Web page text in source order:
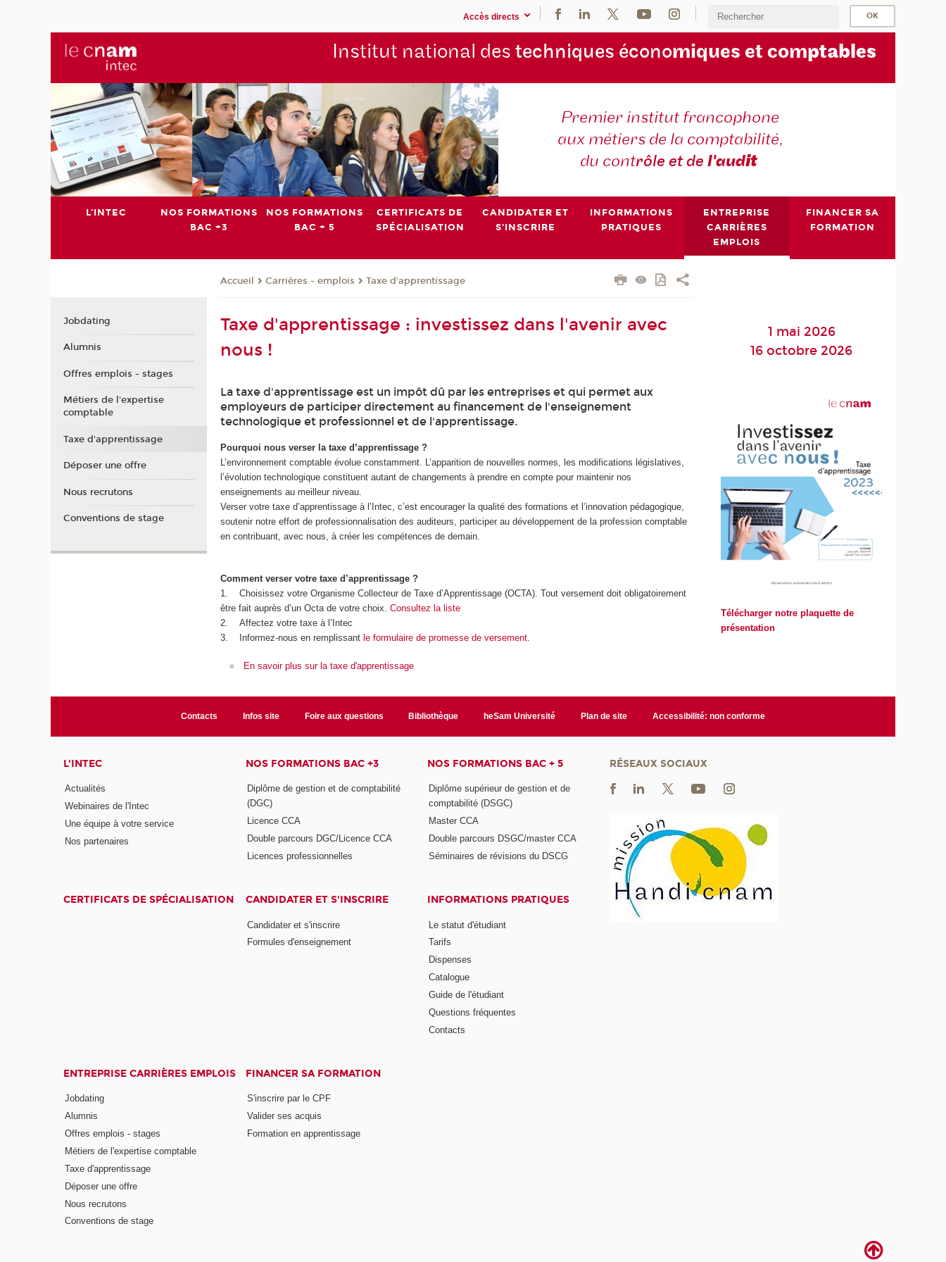
Accès directs
Institut national des techniques économiques et comptables
Premier institut francophone
aux métiers de la comptabilité,
du contrôle et del'audit
L'INTEC
NOS FORMATIONS
BAC +3
NOS FORMATIONS
BAC + 5
CERTIFICATS DE
SPÉCIALISATION
CANDIDATER ET
S'INSCRIRE
INFORMATIONS
PRATIQUES
ENTREPRISE
CARRIÈRES
EMPLOIS
FINANCER SA
FORMATION
Accueil Carrières - emplois Taxe d'apprentissage
Taxe d'apprentissage : investissez dans l'avenir avec
nous !
La taxe d'apprentissage est un impôt dû par les entreprises et qui permet aux
employeurs de participer directement au financement de l'enseignement
technologique et professionnel et de l'apprentissage.
Pourquoi nous verser la taxe d’apprentissage ?
L’environnement comptable évolue constamment. L’apparition de nouvelles normes, les modifications législatives,
l’évolution technologique constituent autant de changements à prendre en compte pour maintenir nos
enseignements au meilleur niveau.
Verser votre taxe d’apprentissage à l’Intec, c’est encourager la qualité des formations et l’innovation pédagogique,
soutenir notre effort de professionnalisation des auditeurs, participer au développement de la profession comptable
en contribuant, avec nous, à créer les compétences de demain.
Comment verser votre taxe d’apprentissage ?
1. Choisissez votre Organisme Collecteur de Taxe d’Apprentissage (OCTA). Tout versement doit obligatoirement
être fait auprès d’un Octa de votre choix.Consultez la liste
2. Affectez votre taxe à l’Intec
3. Informez-nous en remplissant le formulaire de promesse de versement
En savoir plus sur la taxe d'apprentissage
1 mai 2026
16 octobre 2026
Télécharger notre plaquette de
présentation
Jobdating
Alumnis
Offres emplois - stages
Métiers de l'expertise
comptable
Taxe d'apprentissage
Déposer une offre
Nous recrutons
Conventions de stage
Contacts Infos site Foire aux questions Bibliothèque heSam Université Plan de site Accessibilité: non conforme
L'INTEC
Actualités
Webinaires de l'Intec
Une équipe à votre service
Nos partenaires
NOS FORMATIONS BAC +3
Diplôme de gestion et de comptabilité
(DGC)
Licence CCA
Double parcours DGC/Licence CCA
Licences professionnelles
NOS FORMATIONS BAC + 5
Diplôme supérieur de gestion et de
comptabilité (DSGC)
Master CCA
Double parcours DSGC/master CCA
Séminaires de révisions du DSCG
CERTIFICATS DE SPÉCIALISATION CANDIDATER ET S'INSCRIRE
Candidater et s'inscrire
Formules d'enseignement
INFORMATIONS PRATIQUES
Le statut d'étudiant
Tarifs
Dispenses
Catalogue
Guide de l'étudiant
Questions fréquentes
Contacts
ENTREPRISE CARRIÈRES EMPLOIS
Jobdating
Alumnis
Offres emplois - stages
Métiers de l'expertise comptable
Taxe d'apprentissage
Déposer une offre
Nous recrutons
Conventions de stage
FINANCER SA FORMATION
S'inscrire par le CPF
Valider ses acquis
Formation en apprentissage
RÉSEAUX SOCIAUX